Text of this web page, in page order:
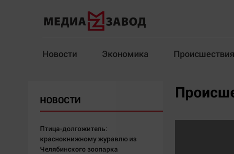
Новости Экономика Происшествия
НОВОСТИ
Птица-долгожитель:
краснокнижному журавлю из
Челябинского зоопарка